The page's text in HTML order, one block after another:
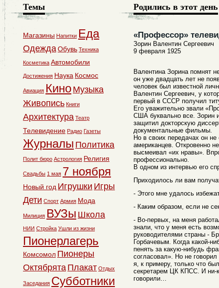
Родились в этот день
«Профессор»
Зорин Валентин Сергеевич
9 февраля 1925
Валентина Зорина помнят
он уже двадцать лет не
человек был известной
Валентин Сергеевич, у
первый в СССР получил
Его уважительно звали
США буквально все. Зорин
защитил докторскую
документальные фильмы.
Но в своих передачах он
американцев. Откровенно
высмеивал «их нравы».
профессионально.
В одном из интервью его
Приходилось ли вам
- Этого мне удалось
- Каким образом, если не
- Во-первых, на меня
знали, что у меня есть
руководителями страны -
Горбачевым. Когда какой-
пенять за какую-нибудь
согласовал». Но не
я, к примеру, только что
секретарем ЦК КПСС. И ни-
говорили…
Темы
Магазины Напитки Еда
ОдеждаОбувь Техника
Косметика Автомобили
Достижения Наука Космос
Авиация Кино Музыка
Живопись Книги
Архитектура Театр
Телевидение Радио Газеты
Журналы Политика
Полит бюро Астрология Религия
Свадьбы 1 мая 7 ноября
Новый год Игрушки Игры
Дети Спорт Армия Мода
Милиция ВУЗы Школа
НИИ Стройка Ушли из жизни
Пионерлагерь
Комсомол Пионеры
Октябрята Плакат Отдых
Заседания Субботники